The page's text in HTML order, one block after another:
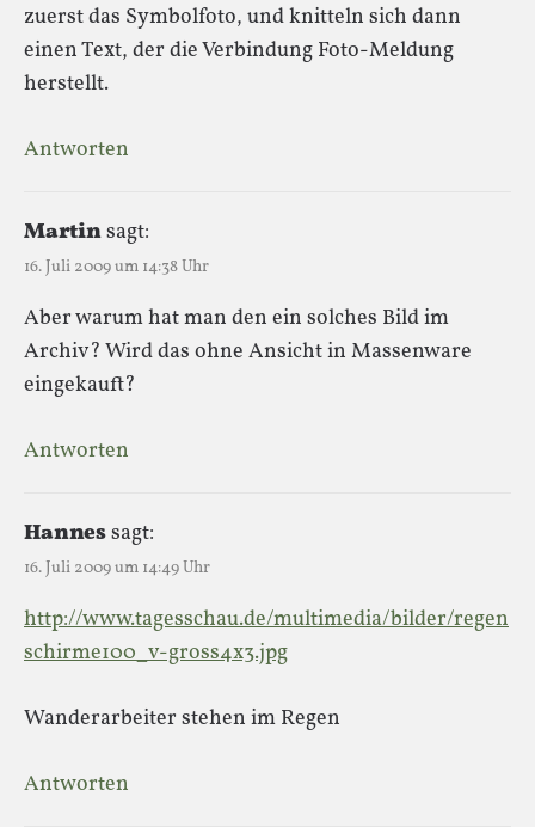
zuerst das Symbolfoto, und knitteln sich dann
einen Text, der die Verbindung Foto-Meldung
herstellt.
Antworten
Martinsagt:
16. Juli 2009 um 14:38 Uhr
Aber warum hat man den ein solches Bild im
Archiv? Wird das ohne Ansicht in Massenware
eingekauft?
Antworten
Hannessagt:
16. Juli 2009 um 14:49 Uhr
http://www.tagesschau.de/multimedia/bilder/regen
schirme100_v-gross4x3.jpg
Wanderarbeiter stehen im Regen
Antworten